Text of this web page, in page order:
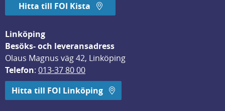
Hitta till FOI Kista
Linköping
Besöks- och leveransadress
Olaus Magnus väg 42, Linköping
Telefon: 013-37 80 00
Hitta till FOI Linköping